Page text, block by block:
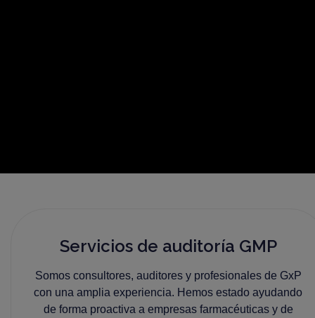
Servicios de auditoría GMP
Somos consultores, auditores y profesionales de GxP
con una amplia experiencia. Hemos estado ayudando
de forma proactiva a empresas farmacéuticas y de